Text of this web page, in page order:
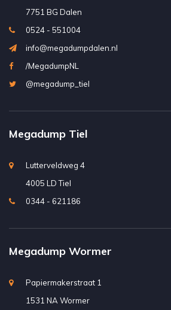
7751 BG Dalen
0524 - 551004
info@megadumpdalen.nl
/MegadumpNL
@megadump_tiel
Megadump Tiel
Lutterveldweg 4
4005 LD Tiel
0344 - 621186
Megadump Wormer
Papiermakerstraat 1
1531 NA Wormer